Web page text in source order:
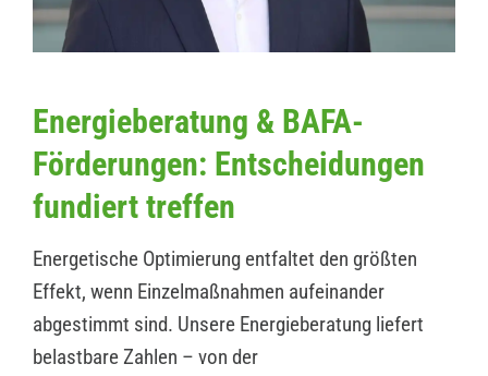
Energieberatung & BAFA-
Förderungen: Entscheidungen
fundiert treffen
Energetische Optimierung entfaltet den größten
Effekt, wenn Einzelmaßnahmen aufeinander
abgestimmt sind. Unsere Energieberatung liefert
belastbare Zahlen – von der